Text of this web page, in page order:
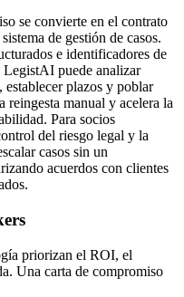
se convierte en el contrato
de gestión de casos.
e identificadores de
LegistAI puede analizar
establecer plazos y poblar
reingesta manual y acelera la
Para socios
del riesgo legal y la
casos sin un
acuerdos con clientes
priorizan el ROI, el
Una carta de compromiso